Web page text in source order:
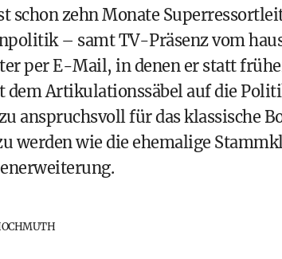
schon zehn Monate
– samt TV-Präsenz vom
per E-Mail, in denen er statt
Artikulationssäbel auf die
anspruchsvoll für das klassische
werden wie die ehemalige